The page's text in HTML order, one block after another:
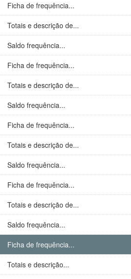
Ficha de frequência...
Totais e descrição de...
Saldo frequência...
Ficha de frequência...
Totais e descrição de...
Saldo frequência...
Ficha de frequência...
Totais e descrição de...
Saldo frequência...
Ficha de frequência...
Totais e descrição de...
Saldo frequência...
Ficha de frequência...
Totais e descrição...